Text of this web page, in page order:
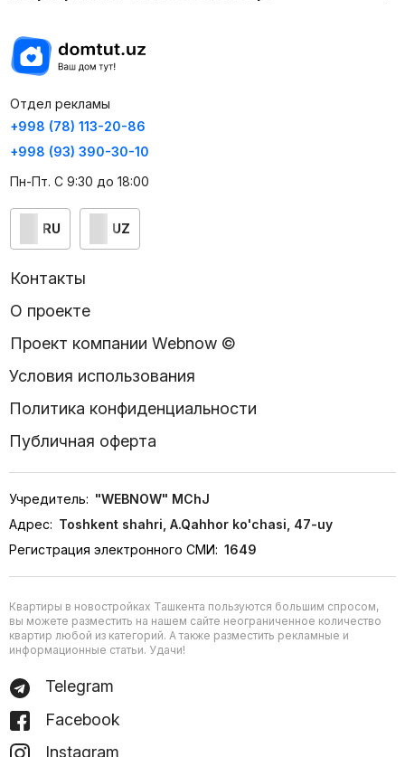
Отдел рекламы
+998 (78) 113-20-86
+998 (93) 390-30-10
Пн-Пт. С 9:30 до 18:00
RU UZ
Контакты
О проекте
Проект компании Webnow ©
Условия использования
Политика конфиденциальности
Публичная оферта
Учредитель: "WEBNOW" MChJ
Адрес: Toshkent shahri, A.Qahhor ko'chasi, 47-uy
Регистрация электронного СМИ: 1649
Квартиры в новостройках Ташкента пользуются большим спросом,
вы можете разместить на нашем сайте неограниченное количество
квартир любой из категорий. А также разместить рекламные и
информационные статьи. Удачи!
Telegram
Facebook
Instagram